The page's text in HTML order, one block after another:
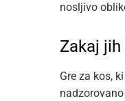
nosljivo
Zakaj
Gre za kos,